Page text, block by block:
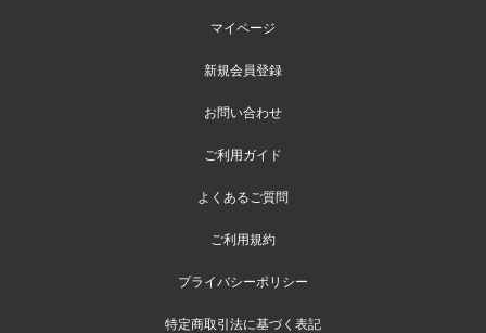
マイページ
新規会員登録
お問い合わせ
ご利用ガイド
よくあるご質問
ご利用規約
プライバシーポリシー
特定商取引法に基づく表記